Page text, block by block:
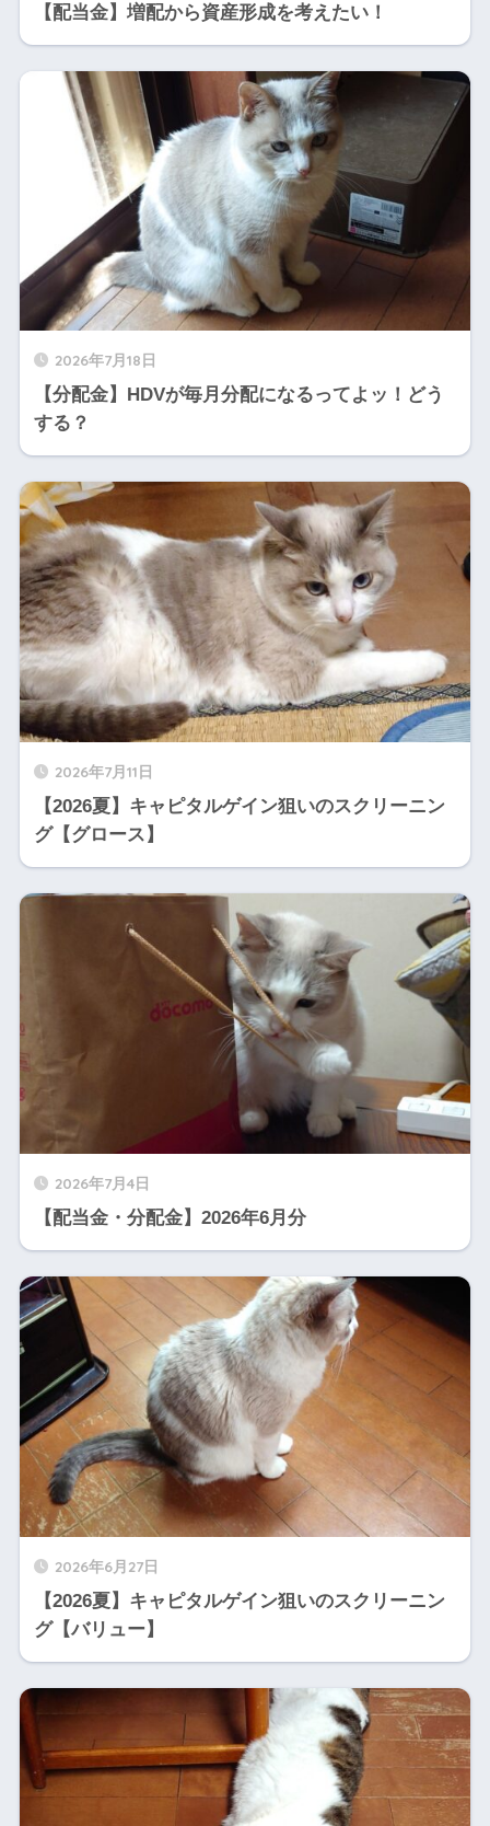
【配当金】増配から資産形成を考えたい！
2026年7月18日
【分配金】HDVが毎月分配になるってよッ！どう
する？
2026年7月11日
【2026夏】キャピタルゲイン狙いのスクリーニン
グ【グロース】
2026年7月4日
【配当金・分配金】2026年6月分
2026年6月27日
【2026夏】キャピタルゲイン狙いのスクリーニン
グ【バリュー】